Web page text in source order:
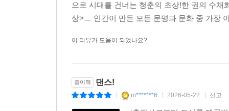
으로 시대를 건너는 청춘의 초상!한 권의 수
상>ㅡ 인간이 만든 모든 문명과 문화 중 가장
이 리뷰가 도움이 되었나요?
종이책 댄스!
m*******6 2026-05-22 신고